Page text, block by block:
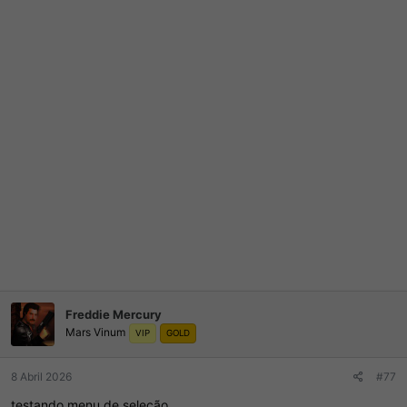
Freddie Mercury
Mars Vinum VIP GOLD
8 Abril 2026 #77